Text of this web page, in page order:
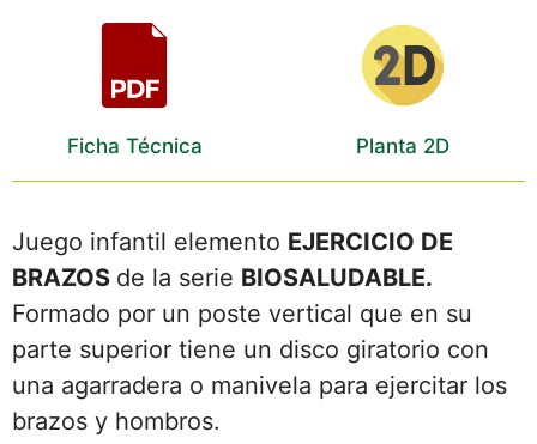
Ficha Técnica Planta 2D
Juego infantil elemento EJERCICIO DE
BRAZOS de la serie BIOSALUDABLE.
Formado por un poste vertical que en su
parte superior tiene un disco giratorio con
una agarradera o manivela para ejercitar los
brazos y hombros.